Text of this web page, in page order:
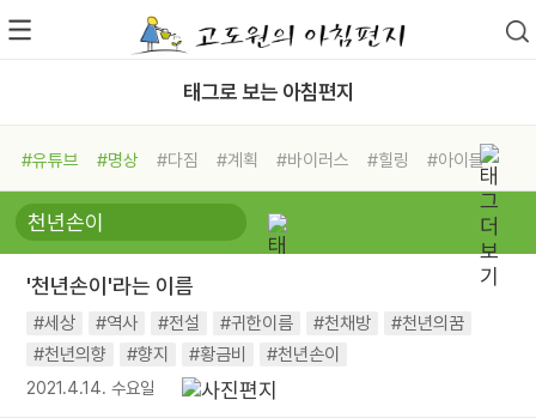
태그로 보는 아침편지
#유튜브 #명상 #다짐 #계획 #바이러스 #힐링
#아이들
#비전캠프
#독서캠프 #삶
#희망
#나눔 #친구 #링컨학교
#독서
#건강 #면역력
'천년손이'라는 이름
#세상 #역사 #전설 #귀한이름 #천채방
#천년의꿈
#천년의향
#향지 #황금비 #천년손이
2021.4.14. 수요일